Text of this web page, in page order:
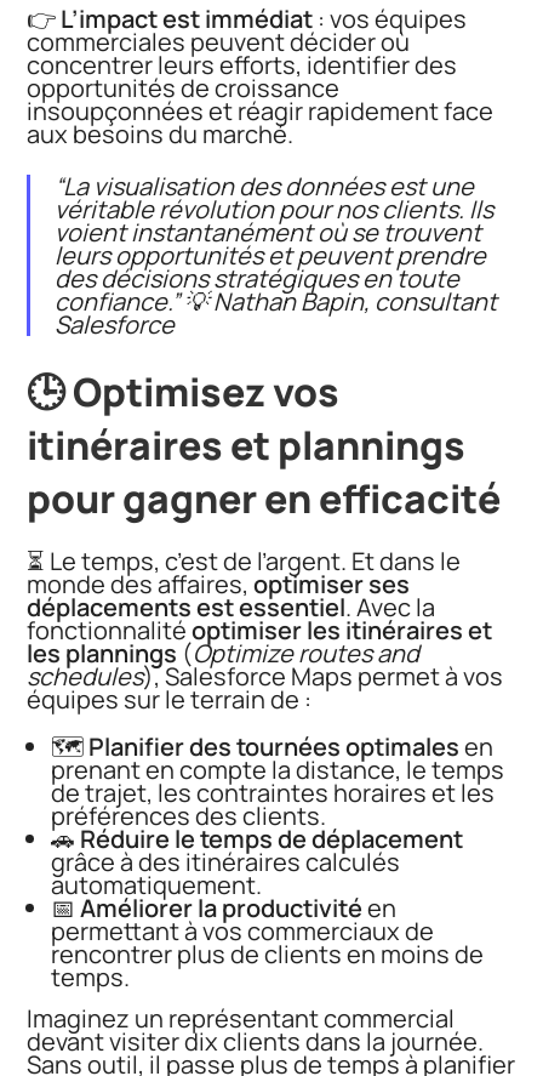
👉L’impact est immédiat : vos équipes
commerciales peuvent décider où
concentrer leurs efforts, identifier des
opportunités de croissance
insoupçonnées et réagir rapidement face
aux besoins du marché.
“La visualisation des données est une
véritable révolution pour nos clients. Ils
voient instantanément où se trouvent
leurs opportunités et peuvent prendre
des décisions stratégiques en toute
confiance.”💡 Nathan Bapin, consultant
Salesforce
🕒 Optimisez vos
itinéraires et plannings
pour gagner en efficacité
⏳ Le temps, c’est de l’argent. Et dans le
monde des affaires,optimiser ses
déplacements est essentiel. Avec la
fonctionnalitéoptimiser les itinéraires et
les plannings (Optimize routes and
schedules), Salesforce Maps permet à vos
équipes sur le terrain de :
🗺️Planifier des tournées optimalesen
prenant en compte la distance, le temps
de trajet, les contraintes horaires et les
préférences des clients.
🚗 Réduire le temps de déplacement
grâce à des itinéraires calculés
automatiquement.
📅Améliorer la productivitéen
permettant à vos commerciaux de
rencontrer plus de clients en moins de
temps.
Imaginez un représentant commercial
devant visiter dix clients dans la journée.
Sans outil, il passe plus de temps à planifier